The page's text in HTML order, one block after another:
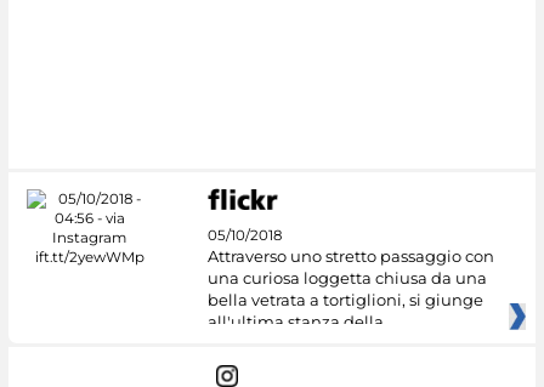
05/10/2018
Attraverso uno stretto passaggio con
una curiosa loggetta chiusa da una
bella vetrata a tortiglioni, si giunge
all'ultima stanza della